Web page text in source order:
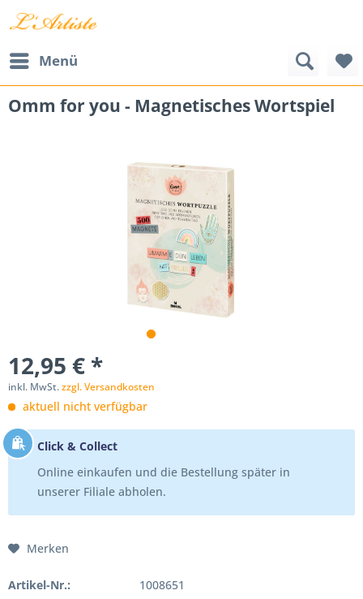
Menü
Omm for you - Magnetisches Wortspiel
12,95 € *
inkl. MwSt.zzgl. Versandkosten
aktuell nicht verfügbar
Click & Collect
Online einkaufen und die Bestellung später in
unserer Filiale abholen.
Merken
Artikel-Nr.: 1008651